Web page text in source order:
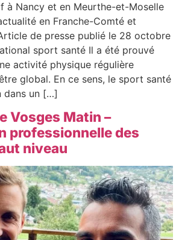
à Nancy et en Meurthe-et-Moselle
en Franche-Comté et
de presse publié le 28 octobre
sport santé Il a été prouvé
activité physique régulière
global. En ce sens, le sport santé
dans un […]
Vosges Matin –
professionnelle des
niveau